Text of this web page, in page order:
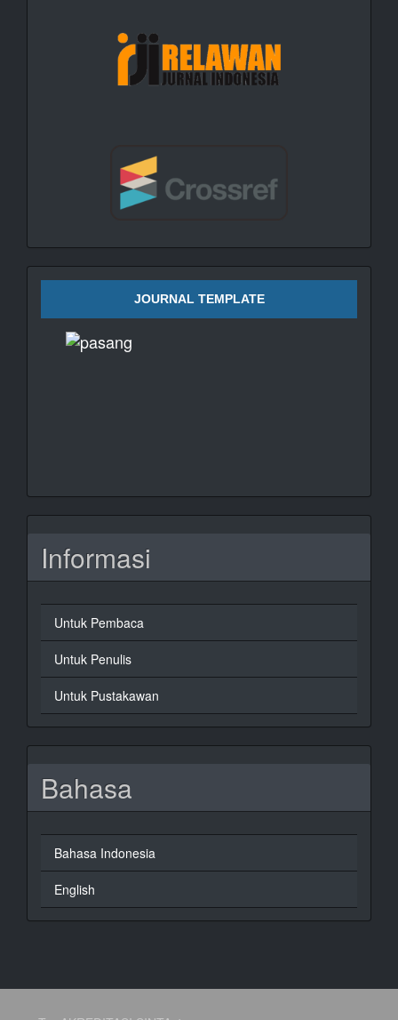
JOURNAL TEMPLATE
Informasi
Untuk Pembaca
Untuk Penulis
Untuk Pustakawan
Bahasa
Bahasa Indonesia
English